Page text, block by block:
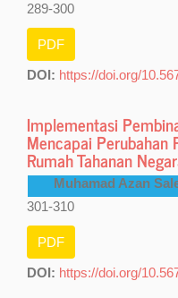
289-300
PDF
DOI: https://doi.org/
Implementasi
Mencapai Perubahan
Rumah Tahanan
Muhamad Azan
301-310
PDF
DOI: https://doi.org/